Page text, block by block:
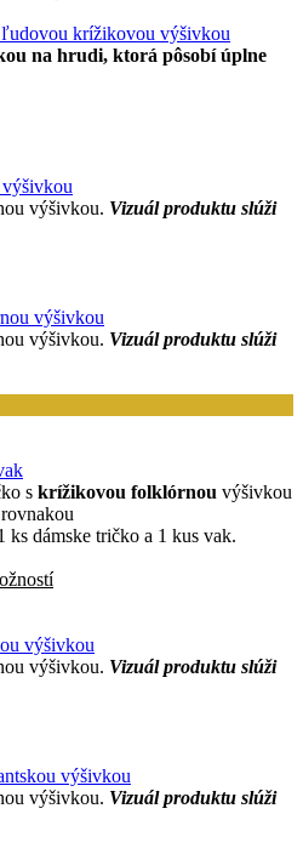
krížikovou výšivkou
na hrudi, ktorá pôsobí úplne
výšivkou. Vizuál produktu slúži
výšivkou
výšivkou. Vizuál produktu slúži
s krížikovou folklórnou výšivkou
dámske tričko a 1 kus vak.
výšivkou
výšivkou. Vizuál produktu slúži
výšivkou
výšivkou. Vizuál produktu slúži